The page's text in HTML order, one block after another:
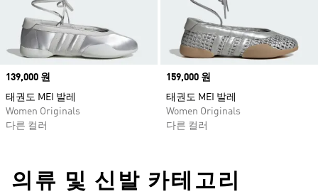
Price
139,000 원
태권도 MEI 발레
Women Originals
다른 컬러
Price
159,000 원
태권도 MEI 발레
Women Originals
다른 컬러
의류 및 신발 카테고리